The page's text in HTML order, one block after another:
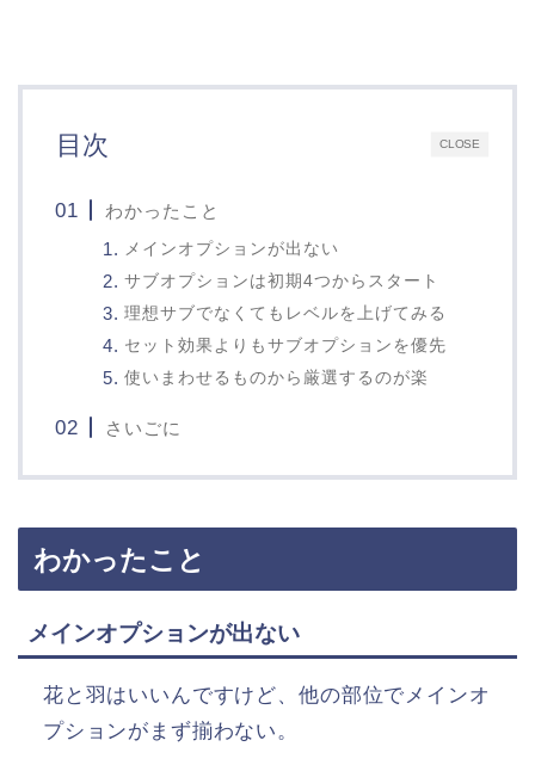
CLOSE
目次
わかったこと
メインオプションが出ない
サブオプションは初期4つからスタート
理想サブでなくてもレベルを上げてみる
セット効果よりもサブオプションを優先
使いまわせるものから厳選するのが楽
さいごに
わかったこと
メインオプションが出ない
花と羽はいいんですけど、他の部位でメインオ
プションがまず揃わない。